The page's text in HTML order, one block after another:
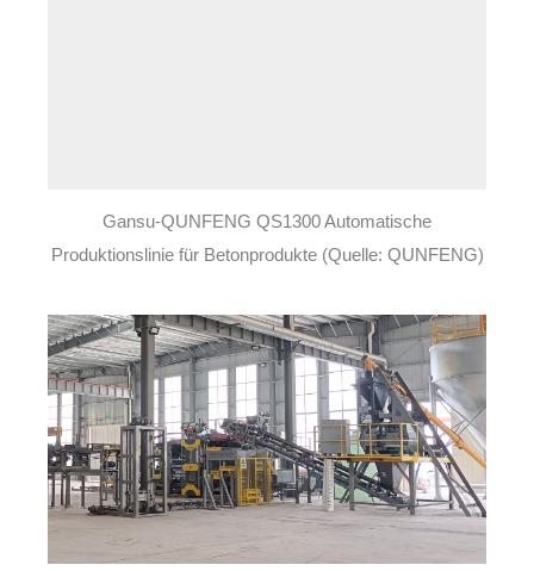
Gansu-QUNFENG QS1300 Automatische
Produktionslinie für Betonprodukte (Quelle: QUNFENG)